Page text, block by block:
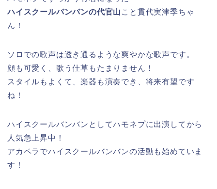
ハイスクールバンバンの代官山 こと貫代実津季ちゃ
ん！
ソロでの歌声は透き通るような爽やかな歌声です。
顔も可愛く、歌う仕草もたまりません！
スタイルもよくて、楽器も演奏でき、将来有望です
ね！
ハイスクールバンバンとしてハモネプに出演してから
人気急上昇中！
アカペラでハイスクールバンバンの活動も始めていま
す！